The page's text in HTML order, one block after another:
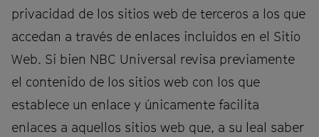
privacidad de los sitios web de terceros a los que
accedan a través de enlaces incluidos en el Sitio
Web. Si bien NBC Universal revisa previamente
el contenido de los sitios web con los que
establece un enlace y únicamente facilita
enlaces a aquellos sitios web que, a su leal saber